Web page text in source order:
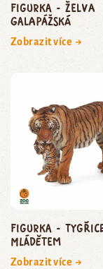
Figurka - želva
galapážská
Zobrazit více →
Figurka -
mládětem
Zobrazit více →